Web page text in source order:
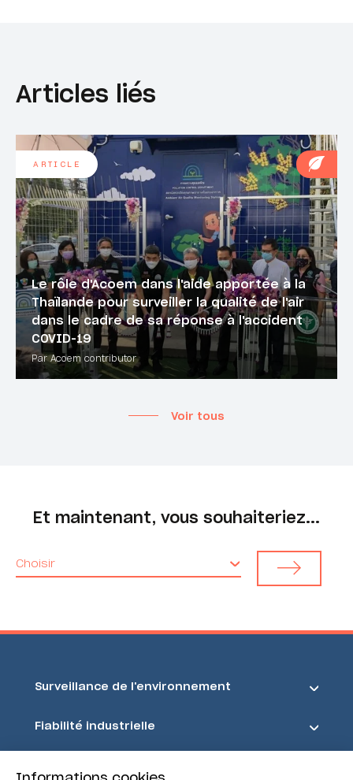
Articles liés
Le rôle d'Acoem dans l'aide apportée à la
Thaïlande pour surveiller la qualité de l'air
dans le cadre de sa réponse à l'accident
COVID-19
Par Acoem contributor
ARTICLE
Voir tous
Et maintenant, vous souhaiteriez...
Choisir
Surveillance de l'environnement
Fiabilité industrielle